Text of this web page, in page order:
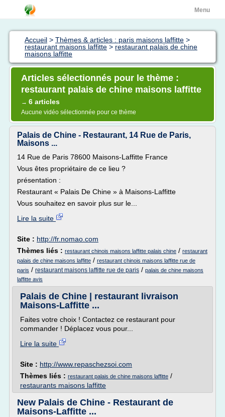
Menu
Accueil > Thèmes & articles : paris maisons laffitte >
restaurant maisons laffitte > restaurant palais de chine
maisons laffitte
Articles sélectionnés pour le thème :
restaurant palais de chine maisons laffitte
→ 6 articles
Aucune vidéo sélectionnée pour ce thème
Palais de Chine - Restaurant, 14 Rue de Paris,
Maisons ...
14 Rue de Paris 78600 Maisons-Laffitte France
Vous êtes propriétaire de ce lieu ?
présentation :
Restaurant « Palais De Chine » à Maisons-Laffitte
Vous souhaitez en savoir plus sur le...
Lire la suite
Site : http://fr.nomao.com
Thèmes liés : restaurant chinois maisons laffitte palais chine / restaurant
palais de chine maisons laffitte / restaurant chinois maisons laffitte rue de
paris / restaurant maisons laffitte rue de paris / palais de chine maisons
laffitte avis
Palais de Chine | restaurant livraison
Maisons-Laffitte ...
Faites votre choix ! Contactez ce restaurant pour
commander ! Déplacez vous pour...
Lire la suite
Site : http://www.repaschezsoi.com
Thèmes liés : restaurant palais de chine maisons laffitte /
restaurants maisons laffitte
New Palais de Chine - Restaurant de
Maisons-Laffitte ...